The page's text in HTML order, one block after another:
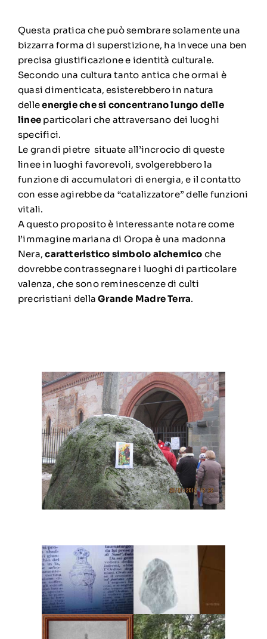
Questa pratica che può sembrare solamente una
bizzarra forma di superstizione, ha invece una ben
precisa giustificazione e identità culturale.
Secondo una cultura tanto antica che ormai è
quasi dimenticata, esisterebbero in natura
delleenergie che si concentrano lungo delle
linee particolari che attraversano dei luoghi
specifici.
Le grandi pietre situate all’incrocio di queste
linee in luoghi favorevoli, svolgerebbero la
funzione di accumulatori di energia, e il contatto
con esse agirebbe da “catalizzatore” delle funzioni
vitali.
A questo proposito è interessante notare come
l’immagine mariana di Oropa è una madonna
Nera,caratteristico simbolo alchemico che
dovrebbe contrassegnare i luoghi di particolare
valenza, che sono reminescenze di culti
precristiani dellaGrande Madre Terra.